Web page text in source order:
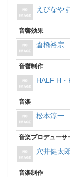
えびなや
音響効果
倉橋裕宗
音響制作
HALF H
音楽
松本淳一
音楽プロデューサ
穴井健太
音楽制作